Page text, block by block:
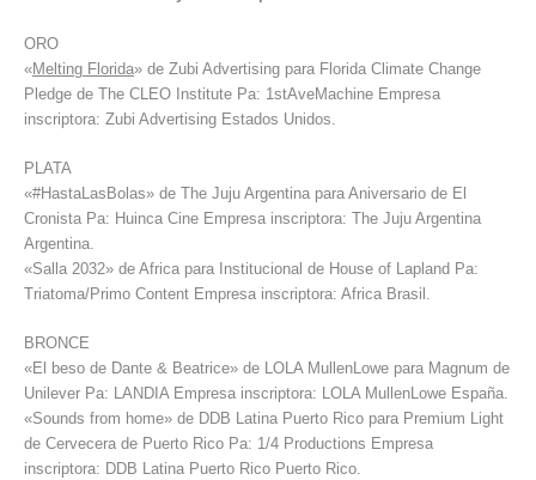
ORO
«Melting Florida» de Zubi Advertising para Florida Climate Change
Pledge de The CLEO Institute Pa: 1stAveMachine Empresa
inscriptora: Zubi Advertising Estados Unidos.
PLATA
«#HastaLasBolas» de The Juju Argentina para Aniversario de El
Cronista Pa: Huinca Cine Empresa inscriptora: The Juju Argentina
Argentina.
«Salla 2032» de Africa para Institucional de House of Lapland Pa:
Triatoma/Primo Content Empresa inscriptora: Africa Brasil.
BRONCE
«El beso de Dante & Beatrice» de LOLA MullenLowe para Magnum de
Unilever Pa: LANDIA Empresa inscriptora: LOLA MullenLowe España.
«Sounds from home» de DDB Latina Puerto Rico para Premium Light
de Cervecera de Puerto Rico Pa: 1/4 Productions Empresa
inscriptora: DDB Latina Puerto Rico Puerto Rico.